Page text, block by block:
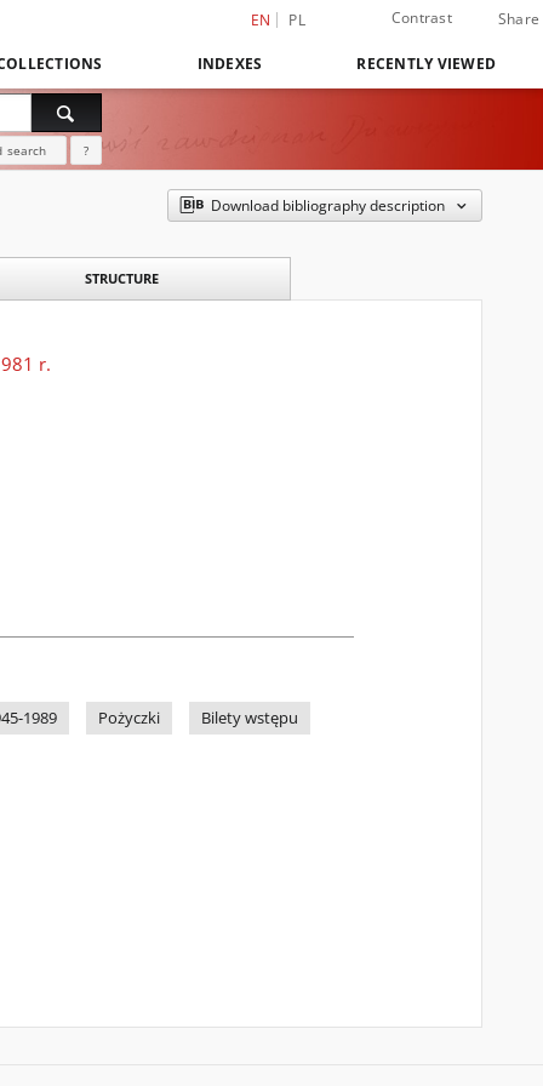
EN PL Contrast Share
INDEXES RECENTLY VIEWED
search ?
Download bibliography description
STRUCTURE
r.
1989 Pożyczki
Bilety wstępu